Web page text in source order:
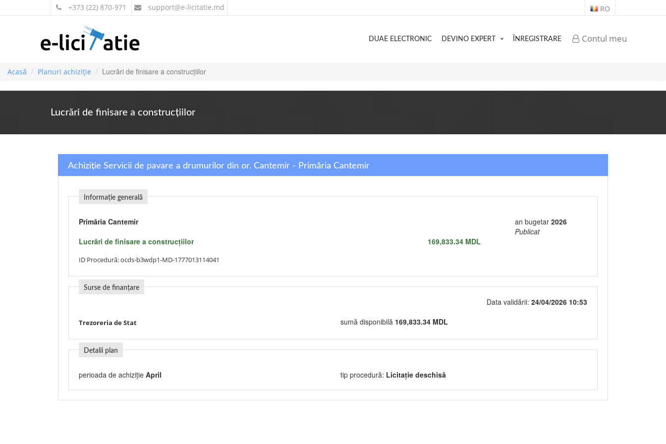
+373 (22) 870-971 support@e-licitatie.md RO
Contul meu
DUAE ELECTRONIC DEVINO EXPERT ÎNREGISTRARE
Acasă Planuri achiziție Lucrări de finisare a construcţiilor
Lucrări de finisare a construcţiilor
Achiziție Servicii de pavare a drumurilor din or. Cantemir - Primăria Cantemir
Informație generală
Primăria Cantemir an bugetar 2026
Publicat
Lucrări de finisare a construcţiilor
169,833.34 MDL
ID Procedură:ocds-b3wdp1-MD-1777013114041
Surse de finanțare
Data validării: 24/04/2026 10:53
Trezoreria de Stat sumă disponibilă 169,833.34 MDL
Detalii plan
perioada de achiziție April tip procedură: Licitație deschisă